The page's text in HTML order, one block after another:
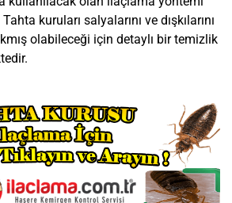
kuruları salyalarını ve dışkılarını
olabileceği için detaylı bir temizlik